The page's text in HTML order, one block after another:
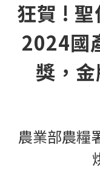
狂賀 !
2024國
獎，
農業部農糧